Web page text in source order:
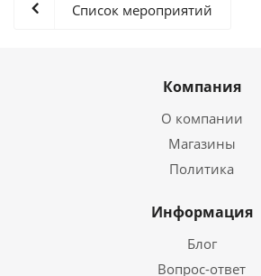
Список мероприятий
Компания
О компании
Магазины
Политика
Информация
Блог
Вопрос-ответ